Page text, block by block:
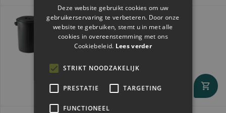
Kerbl Voerton met deksel | 70 liter
Direct leverbaar
Deze website gebruikt cookies om uw
gebruikerservaring te verbeteren. Door onze
website te gebruiken, stemt u in met alle
cookies in overeenstemming met ons
Cookiebeleid. Lees verder
STRIKT NOODZAKELIJK
PRESTATIE TARGETING
FUNCTIONEEL